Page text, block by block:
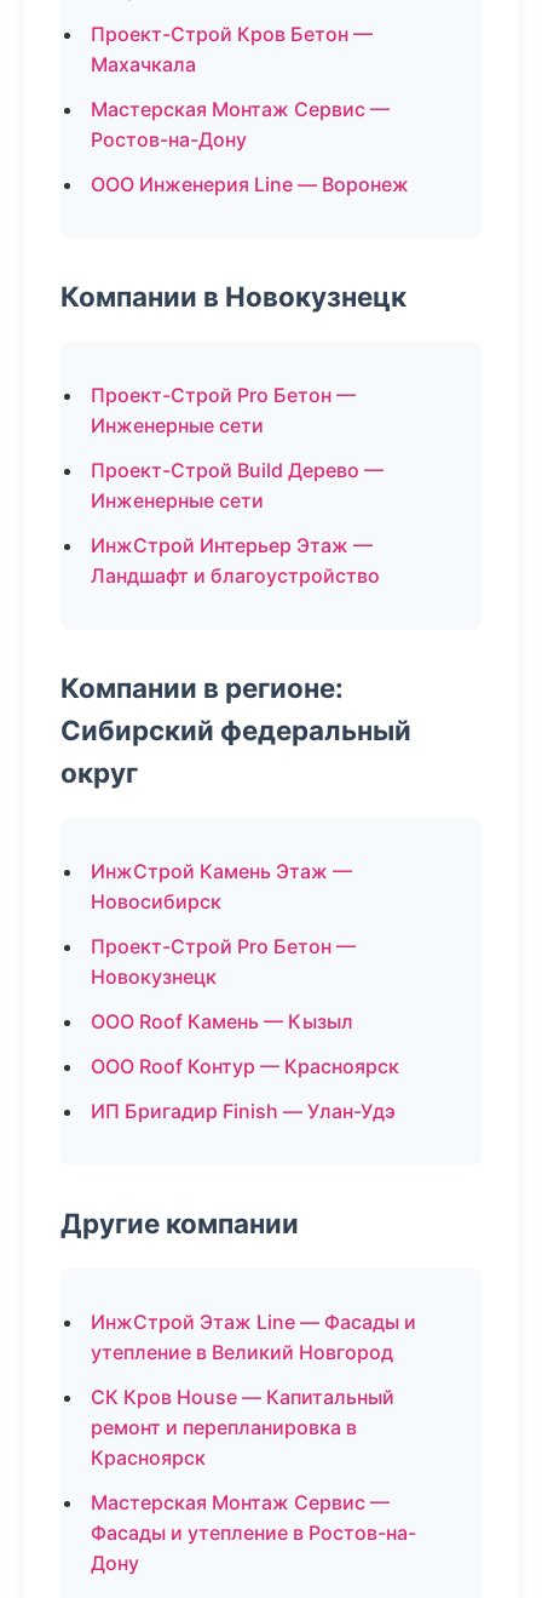
Проект-Строй Кров Бетон —
Махачкала
Мастерская Монтаж Сервис —
Ростов-на-Дону
ООО Инженерия Line — Воронеж
Компании в Новокузнецк
Проект-Строй Pro Бетон —
Инженерные сети
Проект-Строй Build Дерево —
Инженерные сети
ИнжСтрой Интерьер Этаж —
Ландшафт и благоустройство
Компании в регионе:
Сибирский федеральный
округ
ИнжСтрой Камень Этаж —
Новосибирск
Проект-Строй Pro Бетон —
Новокузнецк
ООО Roof Камень — Кызыл
ООО Roof Контур — Красноярск
ИП Бригадир Finish — Улан-Удэ
Другие компании
ИнжСтрой Этаж Line — Фасады и
утепление в Великий Новгород
СК Кров House — Капитальный
ремонт и перепланировка в
Красноярск
Мастерская Монтаж Сервис —
Фасады и утепление в Ростов-на-
Дону